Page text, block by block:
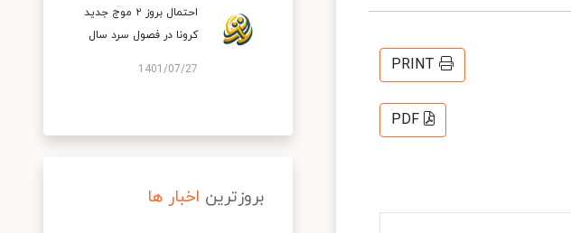
PRINT
PDF
احتمال بروز ۲ موج جدید
کرونا در فصول سرد سال
1401/07/27
بروزترین اخبار ها